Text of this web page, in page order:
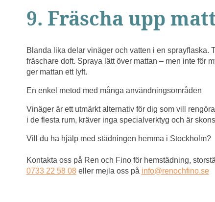
9. Fräscha upp
Blanda lika delar vinäger och vatten i en sprayflaska.
fräschare doft. Spraya lätt över mattan – men inte för
ger mattan ett lyft.
En enkel metod med många användningsområden
Vinäger är ett utmärkt alternativ för dig som vill
i de flesta rum, kräver inga specialverktyg och är
Vill du ha hjälp med städningen hemma i Stockholm?
Kontakta oss på Ren och Fino för hemstädning,
0733 22 58 08eller mejla oss på info@renochfino.se